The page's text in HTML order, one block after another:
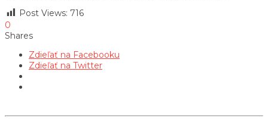
Post Views: 716
0
Shares
Zdieľať na Facebooku
Zdieľať na Twitter